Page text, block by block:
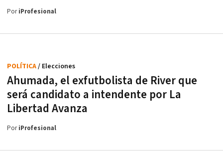
PoriProfesional
Ahumada, el exfutbolista de River que
será candidato a intendente por La
Libertad Avanza
POLÍTICA/ Elecciones
PoriProfesional